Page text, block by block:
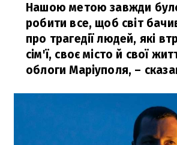
Нашою метою завжди
робити все, щоб світ
про трагедії людей, які
сім'ї, своє місто й свої
облоги Маріуполя, –